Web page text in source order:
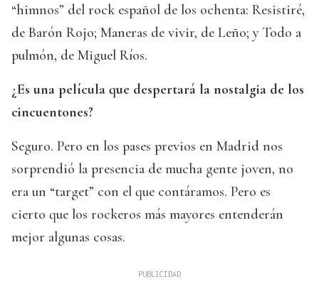
“himnos” del rock español de los ochenta: Resistiré,
de Barón Rojo; Maneras de vivir, de Leño; y Todo a
pulmón, de Miguel Ríos.
¿Es una película que despertará la nostalgia de los
cincuentones?
Seguro. Pero en los pases previos en Madrid nos
sorprendió la presencia de mucha gente joven, no
era un “target” con el que contáramos. Pero es
cierto que los rockeros más mayores entenderán
mejor algunas cosas.